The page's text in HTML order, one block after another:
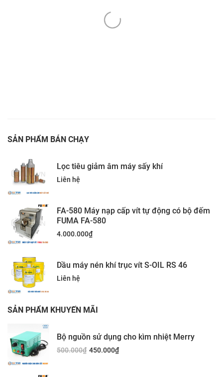
SẢN PHẨM BÁN CHẠY
Lọc tiêu giảm âm máy sấy khí
Liên hệ
FA-580 Máy nạp cấp vít tự động có bộ đếm
FUMA FA-580
4.000.000₫
Dầu máy nén khí trục vít S-OIL RS 46
Liên hệ
SẢN PHẨM KHUYẾN MÃI
Bộ nguồn sử dụng cho kìm nhiệt Merry
500.000₫ 450.000₫